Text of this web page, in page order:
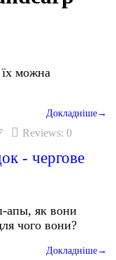
можна
Докладніше→
Reviews: 0
- чергове
апы, як вони
чого вони?
Докладніше→